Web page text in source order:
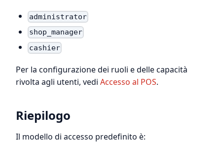
administrator
shop_manager
cashier
Per la configurazione dei ruoli e delle capacità
rivolta agli utenti, vedi Accesso al POS.
Riepilogo
Il modello di accesso predefinito è: